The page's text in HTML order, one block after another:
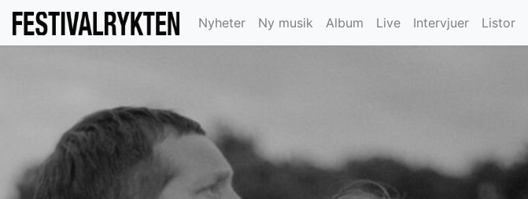
Nyheter Ny musik Album Live Intervjuer Listor